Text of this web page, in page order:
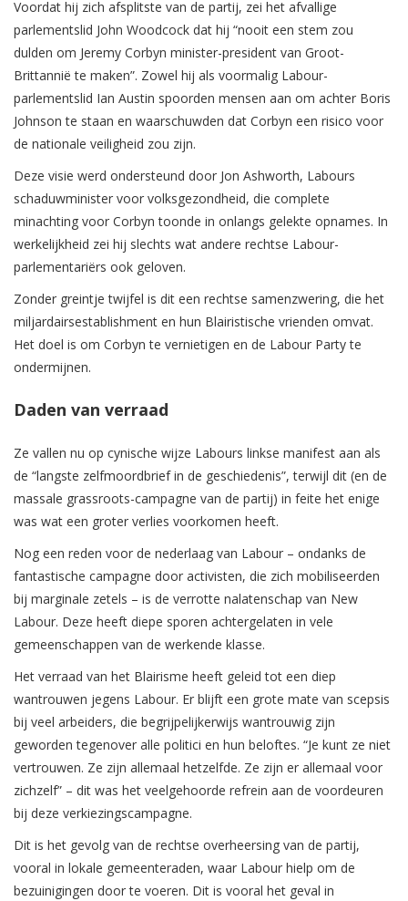
Voordat hij zich afsplitste van de partij, zei het afvallige
parlementslid John Woodcock dat hij “nooit een stem zou
dulden om Jeremy Corbyn minister-president van Groot-
Brittannië te maken”. Zowel hij als voormalig Labour-
parlementslid Ian Austin spoorden mensen aan om achter Boris
Johnson te staan en waarschuwden dat Corbyn een risico voor
de nationale veiligheid zou zijn.
Deze visie werd ondersteund door Jon Ashworth, Labours
schaduwminister voor volksgezondheid, die complete
minachting voor Corbyn toonde in onlangs gelekte opnames. In
werkelijkheid zei hij slechts wat andere rechtse Labour-
parlementariërs ook geloven.
Zonder greintje twijfel is dit een rechtse samenzwering, die het
miljardairsestablishment en hun Blairistische vrienden omvat.
Het doel is om Corbyn te vernietigen en de Labour Party te
ondermijnen.
Daden van verraad
Ze vallen nu op cynische wijze Labours linkse manifest aan als
de “langste zelfmoordbrief in de geschiedenis”, terwijl dit (en de
massale grassroots-campagne van de partij) in feite het enige
was wat een groter verlies voorkomen heeft.
Nog een reden voor de nederlaag van Labour – ondanks de
fantastische campagne door activisten, die zich mobiliseerden
bij marginale zetels – is de verrotte nalatenschap van New
Labour. Deze heeft diepe sporen achtergelaten in vele
gemeenschappen van de werkende klasse.
Het verraad van het Blairisme heeft geleid tot een diep
wantrouwen jegens Labour. Er blijft een grote mate van scepsis
bij veel arbeiders, die begrijpelijkerwijs wantrouwig zijn
geworden tegenover alle politici en hun beloftes. “Je kunt ze niet
vertrouwen. Ze zijn allemaal hetzelfde. Ze zijn er allemaal voor
zichzelf” – dit was het veelgehoorde refrein aan de voordeuren
bij deze verkiezingscampagne.
Dit is het gevolg van de rechtse overheersing van de partij,
vooral in lokale gemeenteraden, waar Labour hielp om de
bezuinigingen door te voeren. Dit is vooral het geval in